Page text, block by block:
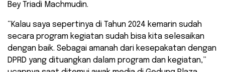
Bey Triadi Machmudin.
“Kalau saya sepertinya di Tahun 2024 kemarin sudah
secara program kegiatan sudah bisa kita selesaikan
dengan baik. Sebagai amanah dari kesepakatan dengan
DPRD yang dituangkan dalam program dan kegiatan,”